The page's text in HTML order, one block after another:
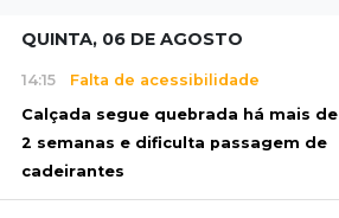
QUINTA, 06 DE AGOSTO
14:15 Falta de acessibilidade
Calçada segue quebrada há mais de
2 semanas e dificulta passagem de
cadeirantes